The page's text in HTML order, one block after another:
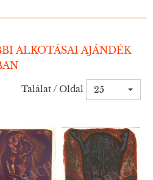
ALKOTÁSAI AJÁNDÉK
Találat / Oldal 25